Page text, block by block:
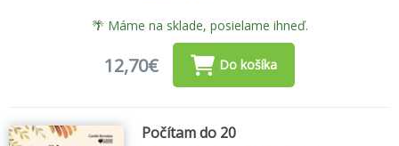
🌴 Máme na sklade, posielame ihneď.
12,70€ Do košíka
Počítam do 20